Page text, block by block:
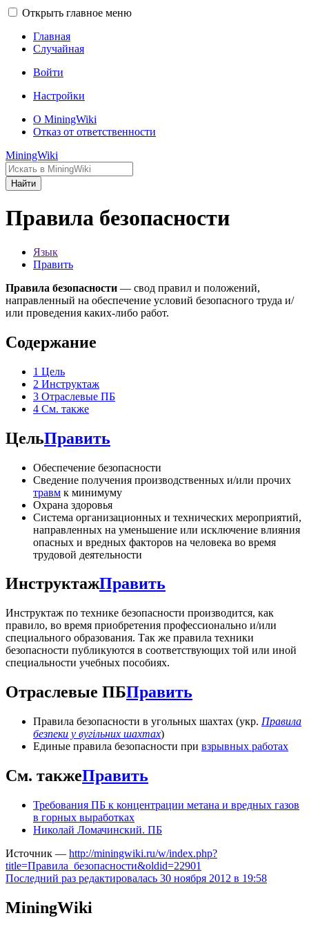
Открыть главное меню
Главная
Случайная
Войти
Настройки
О MiningWiki
Отказ от ответственности
MiningWiki
Найти
Правила безопасности
Язык
Править
Правила безопасности — свод правил и положений,
направленный на обеспечение условий безопасного труда и/
или проведения каких-либо работ.
Содержание
1 Цель
2 Инструктаж
3 Отраслевые ПБ
4 См. также
ЦельПравить
Обеспечение безопасности
Сведение получения производственных и/или прочих
травм к минимуму
Охрана здоровья
Система организационных и технических мероприятий,
направленных на уменьшение или исключение влияния
опасных и вредных факторов на человека во время
трудовой деятельности
ИнструктажПравить
Инструктаж по технике безопасности производится, как
правило, во время приобретения профессионально и/или
специального образования. Так же правила техники
безопасности публикуются в соответствующих той или иной
специальности учебных пособиях.
Отраслевые ПБПравить
Правила безопасности в угольных шахтах (укр. Правила
безпеки у вугільних шахтах)
Единые правила безопасности при взрывных работах
См. такжеПравить
Требования ПБ к концентрации метана и вредных газов
в горных выработках
Николай Ломачинский. ПБ
Источник — http://miningwiki.ru/w/index.php?
title=Правила_безопасности&oldid=22901
Последний раз редактировалась 30 ноября 2012 в 19:58
MiningWiki